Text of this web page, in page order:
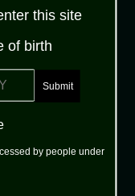
tietoja
ETAN
siirretään
tai
tietosuojan
siirto
this site
of birth
by people under